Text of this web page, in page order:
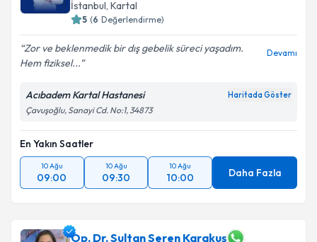
İstanbul, Kartal
5 (6 Değerlendirme)
Zor ve beklenmedik bir dış gebelik süreci yaşadım.
Hem fiziksel...
Devamı
Acıbadem Kartal Hastanesi Haritada Göster
Çavuşoğlu, Sanayi Cd. No:1, 34873
En Yakın Saatler
10 Ağu
09:00
10 Ağu
09:30
10 Ağu
10:00 Daha Fazla
Op. Dr. Sultan Seren Karakuş